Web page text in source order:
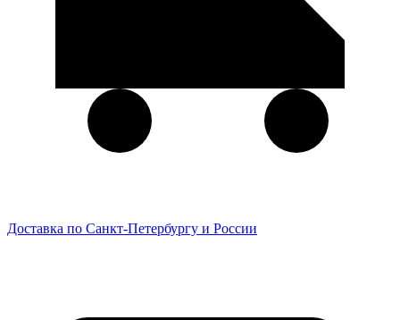
Доставка по Санкт-Петербургу и России